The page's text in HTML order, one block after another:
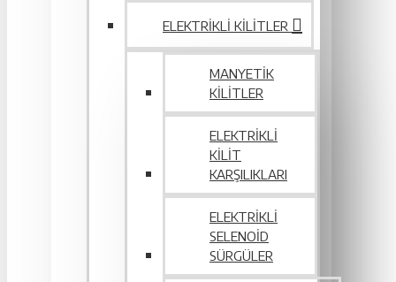
ELEKTRIKLI KILITLER
MANYETIK
KILITLER
ELEKTRIKLI
KILIT
KARŞILIKLARI
ELEKTRIKLI
SELENOID
SÜRGÜLER